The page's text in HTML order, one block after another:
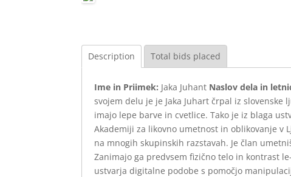
Description Total bids placed
Ime in Priimek: Jaka Juhant Naslov dela in
svojem delu je je Jaka Juhart črpal iz
imajo lepe barve in cvetlice. Tako je iz blaga
Akademiji za likovno umetnost in oblikovanje v
na mnogih skupinskih razstavah. Je član
Zanimajo ga predvsem fizično telo in kontrast
ustvarja digitalne podobe s pomočjo